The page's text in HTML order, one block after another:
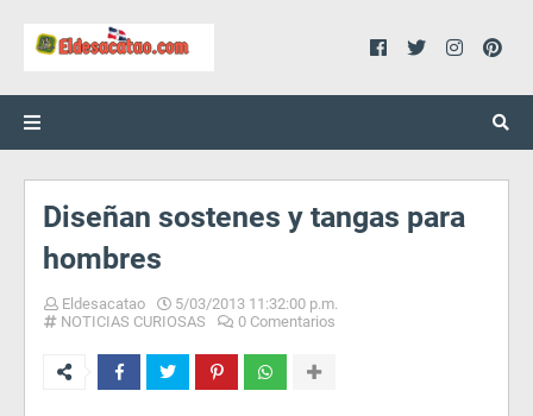
Diseñan sostenes y tangas para
hombres
Eldesacatao
5/03/2013 11:32:00 p.m.
NOTICIAS CURIOSAS
0 Comentarios